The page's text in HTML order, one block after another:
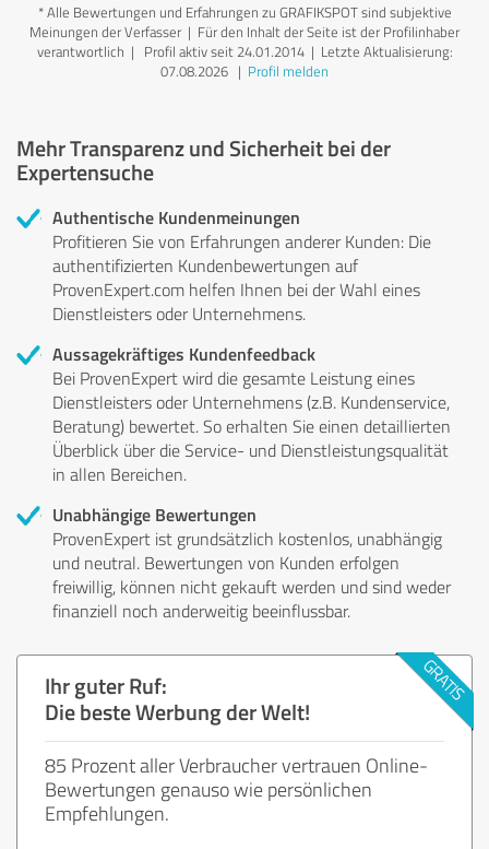
*Alle Bewertungen und Erfahrungen zu GRAFIKSPOT sind subjektive
Meinungen der Verfasser | Für den Inhalt der Seite ist der Profilinhaber
verantwortlich | Profil aktiv seit 24.01.2014 | Letzte Aktualisierung:
07.08.2026 | Profil melden
Mehr Transparenz und Sicherheit bei der
Expertensuche
Authentische Kundenmeinungen
Profitieren Sie von Erfahrungen anderer Kunden: Die
authentifizierten Kundenbewertungen auf
ProvenExpert.com helfen Ihnen bei der Wahl eines
Dienstleisters oder Unternehmens.
Aussagekräftiges Kundenfeedback
Bei ProvenExpert wird die gesamte Leistung eines
Dienstleisters oder Unternehmens (z.B. Kundenservice,
Beratung) bewertet. So erhalten Sie einen detaillierten
Überblick über die Service- und Dienstleistungsqualität
in allen Bereichen.
Unabhängige Bewertungen
ProvenExpert ist grundsätzlich kostenlos, unabhängig
und neutral. Bewertungen von Kunden erfolgen
freiwillig, können nicht gekauft werden und sind weder
finanziell noch anderweitig beeinflussbar.
Ihr guter Ruf:
Die beste Werbung der Welt!
85 Prozent aller Verbraucher vertrauen Online-
Bewertungen genauso wie persönlichen
Empfehlungen.